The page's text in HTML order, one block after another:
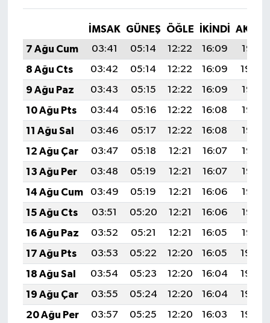
İMSAK GÜNEŞ ÖĞLE İKINDI
7 Ağu Cum
03:41 05:14 12:22 16:09
19:21
8 Ağu Cts
03:42 05:14 12:22 16:09
19:20
9 Ağu Paz
03:43 05:15 12:22 16:09
19:19
10 Ağu Pts
03:44 05:16 12:22 16:08
19:17
11 Ağu Sal
03:46 05:17 12:22 16:08
19:16
12 Ağu Çar
03:47 05:18 12:21 16:07
19:15
13 Ağu Per
03:48 05:19 12:21 16:07
19:14
14 Ağu Cum
03:49 05:19 12:21 16:06
19:13
15 Ağu Cts
03:51 05:20 12:21 16:06
19:12
16 Ağu Paz
03:52 05:21 12:21 16:05
19:10
17 Ağu Pts
03:53 05:22 12:20 16:05
19:09
18 Ağu Sal
03:54 05:23 12:20 16:04
19:08
19 Ağu Çar
03:55 05:24 12:20 16:04
19:06
20 Ağu Per
03:57 05:25 12:20 16:03
19:05